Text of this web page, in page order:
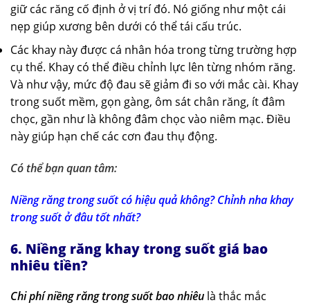
giữ các răng cố định ở vị trí đó. Nó giống như một cái
nẹp giúp xương bên dưới có thể tái cấu trúc.
Các khay này được cá nhân hóa trong từng trường hợp
cụ thể. Khay có thể điều chỉnh lực lên từng nhóm răng.
Và như vậy, mức độ đau sẽ giảm đi so với mắc cài. Khay
trong suốt mềm, gọn gàng, ôm sát chân răng, ít đâm
chọc, gần như là không đâm chọc vào niêm mạc. Điều
này giúp hạn chế các cơn đau thụ động.
Có thể bạn quan tâm:
Niềng răng trong suốt có hiệu quả không? Chỉnh nha khay
trong suốt ở đâu tốt nhất?
6. Niềng răng khay trong suốt giá bao
nhiêu tiền?
Chi phí niềng răng trong suốtbao nhiêu là thắc mắc